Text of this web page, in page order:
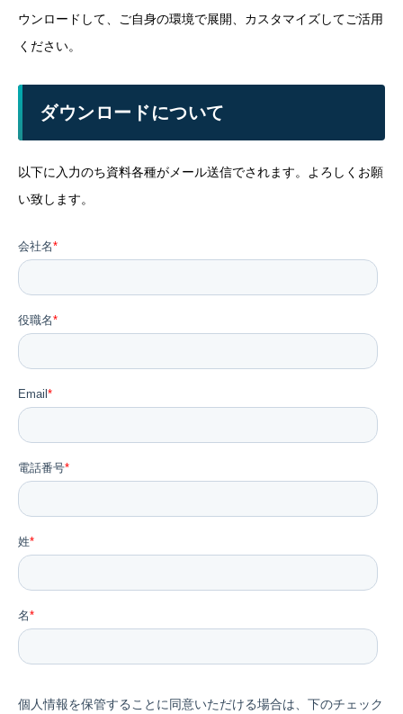
ウンロードして、ご自身の環境で展開、カスタマイズしてご活用
ください。
ダウンロードについて
以下に入力のち資料各種がメール送信でされます。よろしくお願
い致します。